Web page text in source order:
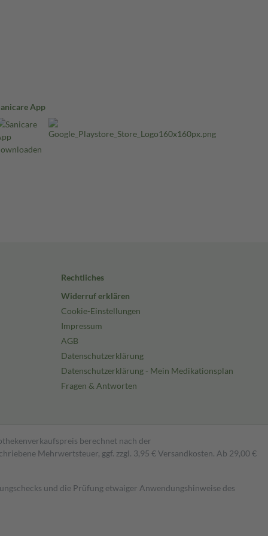
App
Rechtliches
Widerruf erklären
Cookie-Einstellungen
Impressum
AGB
Datenschutzerklärung
Datenschutzerklärung - Mein Medikationsplan
Fragen & Antworten
berechnet nach der
Mehrwertsteuer, ggf. zzgl. 3,95 € Versandkosten. Ab 29,00 €
und die Prüfung etwaiger Anwendungshinweise des